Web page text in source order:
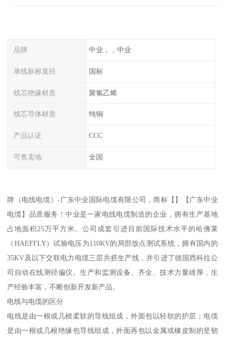
品牌 中业，，中业
单线标称直径 国标
线芯绝缘材质 聚氯乙烯
线芯导体材质 纯铜
产品认证 CCC
可售卖地 全国
牌（电线电缆）-广东中业国际电缆有限公司，商标【】【广东中业
电缆】品质服务！中业是一家电线电缆制造的企业，拥有生产基地
占地面积25万平方米。公司成套引进目前国际技术水平的哈佛莱
（HAEFFLY）试验电压为110KV的局部放点测试系统，拥有国内的
35KV及以下交联电力电缆三层共挤生产线，并引进了德国西科拉公
司自动在线测径偏仪。生产和监测设备、齐全、技术力量雄厚，生
产经验丰富，不断创新开发新产品。
电线与电缆的区分
电线是由一根或几根柔软的导线组成，外面包以轻软的护层；电缆
是由一根或几根绝缘包导线组成，外面再包以金属或橡皮制的坚韧